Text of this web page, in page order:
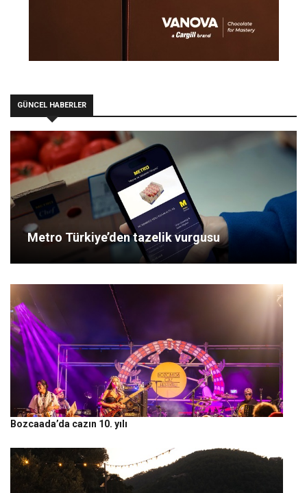
GÜNCEL HABERLER
Metro Türkiye’den tazelik vurgusu
Bozcaada’da cazın 10. yılı